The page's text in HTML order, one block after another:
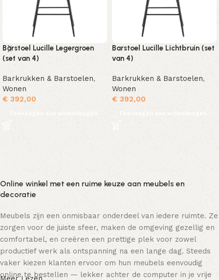
Barstoel Lucille Legergroen
(set van 4)
Barkrukken & Barstoelen,
Wonen
€ 392,00
Toevoegen aan winkelwagen
Barstoel Lucille Lichtbruin (set
van 4)
Barkrukken & Barstoelen,
Wonen
€392,00
Toevoegen aan winkelwagen
Online winkel met een ruime keuze aan meubels en
decoratie
Meubels zijn een onmisbaar onderdeel van iedere ruimte. Ze
zorgen voor de juiste sfeer, maken de omgeving gezellig en
comfortabel, en creëren een prettige plek voor zowel
productief werk als ontspanning na een lange dag. Steeds
vaker kiezen klanten ervoor om hun meubels eenvoudig
online te bestellen — lekker achter de computer in je vrije